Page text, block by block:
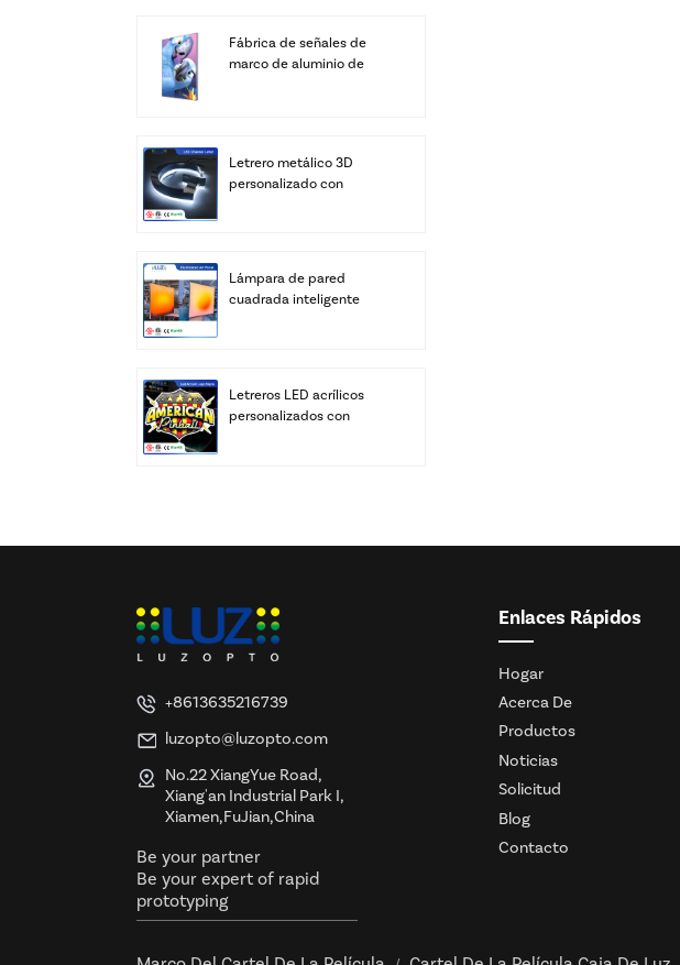
Fábrica de señales de
marco de aluminio de
Letrero metálico 3D
personalizado con
iluminación para
edificios y bares, IP67
Lámpara de pared
cuadrada inteligente
remoto)
Letreros LED acrílicos
personalizados con
+8613635216739
luzopto@luzopto.com
No.22 XiangYue Road,
Xiang'an Industrial Park I,
Xiamen,FuJian,China
Be your partner
Be your expert of rapid
prototyping
Enlaces Rápidos
Hogar
Acerca De
Productos
Noticias
Solicitud
Blog
Contacto